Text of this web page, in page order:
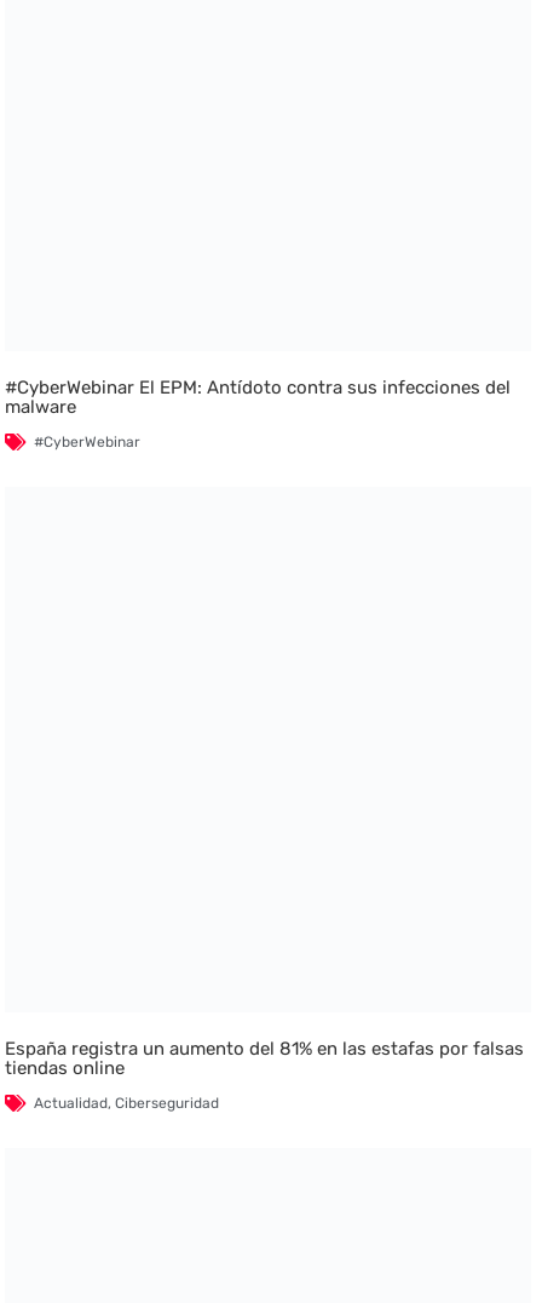
#CyberWebinar El EPM: Antídoto contra sus infecciones del
malware
#CyberWebinar
España registra un aumento del 81% en las estafas por falsas
tiendas online
Actualidad,Ciberseguridad